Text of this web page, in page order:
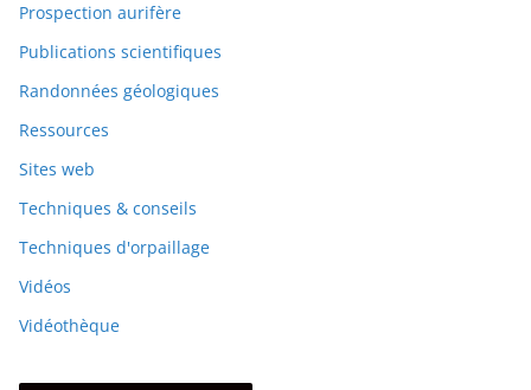
Prospection aurifère
Publications scientifiques
Randonnées géologiques
Ressources
Sites web
Techniques & conseils
Techniques d'orpaillage
Vidéos
Vidéothèque